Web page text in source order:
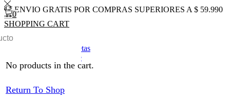
ENVIO GRATIS POR COMPRAS SUPERIORES A $ 59.990
0
SHOPPING CART
No products in the cart.
Return To Shop
Raquetas
Return to previous page